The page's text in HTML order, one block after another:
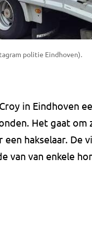
politie Eindhoven).
in Eindhoven
Het gaat om
hakselaar. De
van van enkele